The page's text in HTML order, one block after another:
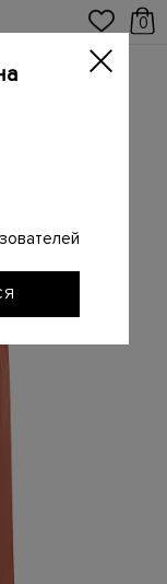
0
Женские брюки